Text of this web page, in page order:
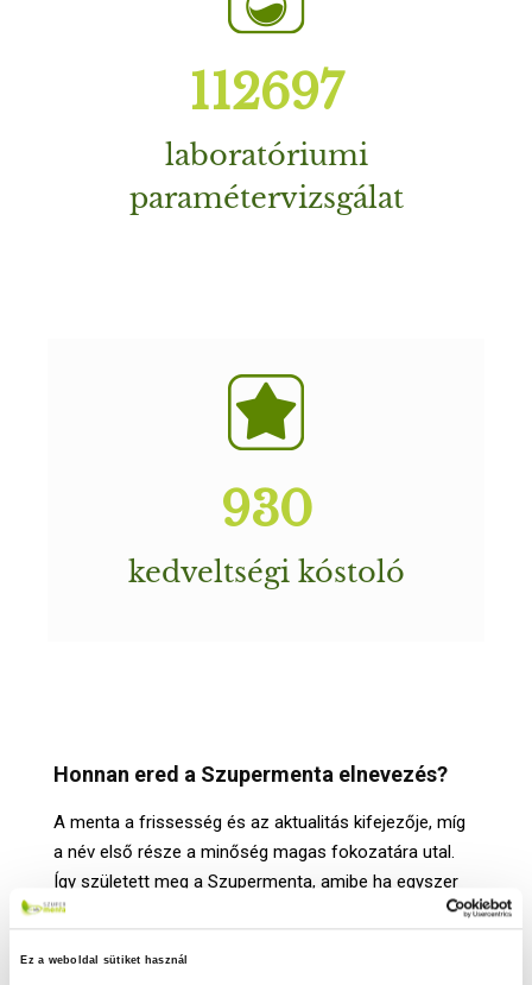
Ez a weboldal sütiket használ
163615
laboratóriumi
paramétervizsgálat
1492
kedveltségi kóstoló
Honnan ered a Szupermenta elnevezés?
A menta a frissesség és az aktualitás kifejezője, míg
a név első része a minőség magas fokozatára utal.
Így született meg a Szupermenta, amibe ha egyszer
belekóstolnak, biztosan újra visszatérnek hozzá.